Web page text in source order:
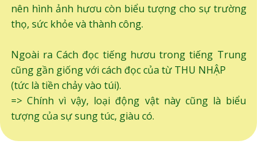
nên hình ảnh hươu còn biểu tượng cho sự trường
thọ, sức khỏe và thành công.
Ngoài ra Cách đọc tiếng hươu trong tiếng Trung
cũng gần giống với cách đọc của từ THU NHẬP
(tức là tiền chảy vào túi).
=> Chính vì vậy, loại động vật này cũng là biểu
tượng của sự sung túc, giàu có.